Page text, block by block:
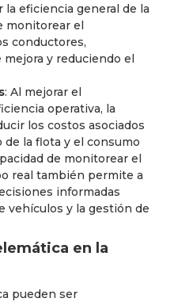
eficiencia general de la
monitorear el
conductores,
y reduciendo el
: Al mejorar el
operativa, la
los costos asociados
la flota y el consumo
de monitorear el
real también permite a
informadas
vehículos y la gestión de
en la
pueden ser